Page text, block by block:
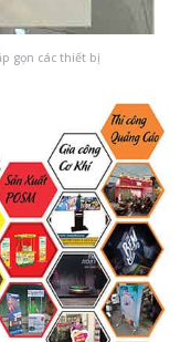
gọn các thiết bị